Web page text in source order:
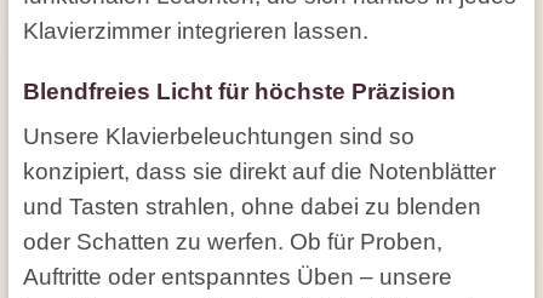
Klavierzimmer integrieren lassen.
Blendfreies Licht für höchste Präzision
Unsere Klavierbeleuchtungen sind so
konzipiert, dass sie direkt auf die Notenblätter
und Tasten strahlen, ohne dabei zu blenden
oder Schatten zu werfen. Ob für Proben,
Auftritte oder entspanntes Üben – unsere